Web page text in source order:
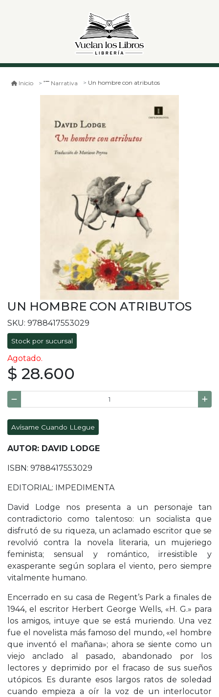
Inicio Narrativa Un hombre con atributos
UN HOMBRE CON ATRIBUTOS
SKU: 9788417553029
Stock por sucursal
Agotado.
$ 28.600
Avísame Cuando LLegue
AUTOR: DAVID LODGE
ISBN: 9788417553029
EDITORIAL: IMPEDIMENTA
David Lodge nos presenta a un personaje tan
contradictorio como talentoso: un socialista que
disfrutó de su riqueza, un aclamado escritor que se
revolvió contra la novela literaria, un mujeriego
feminista; sensual y romántico, irresistible y
exasperante según soplara el viento, pero siempre
vitalmente humano.
Encerrado en su casa de Regent’s Park a finales de
1944, el escritor Herbert George Wells, «H. G.» para
los amigos, intuye que se está muriendo. Una vez
fue el novelista más famoso del mundo, «el hombre
que inventó el mañana»; ahora se siente como un
viejo anclado al pasado, abandonado por los
lectores y deprimido por el fracaso de sus sueños
utópicos. Es durante esos largos ratos de soledad
cuando empieza a oír la voz de un interlocutor